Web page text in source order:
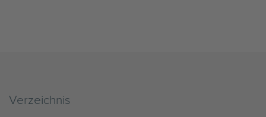
Verzeichnis